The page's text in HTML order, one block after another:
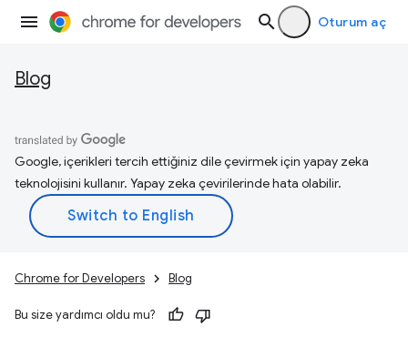
Oturum aç
Blog
Google, içerikleri tercih ettiğiniz dile çevirmek için yapay zeka
teknolojisini kullanır. Yapay zeka çevirilerinde hata olabilir.
Chrome for Developers Blog
Bu size yardımcı oldu mu?